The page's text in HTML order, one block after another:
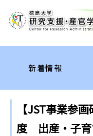
新着情報
【JST事業参
度 出産・子育